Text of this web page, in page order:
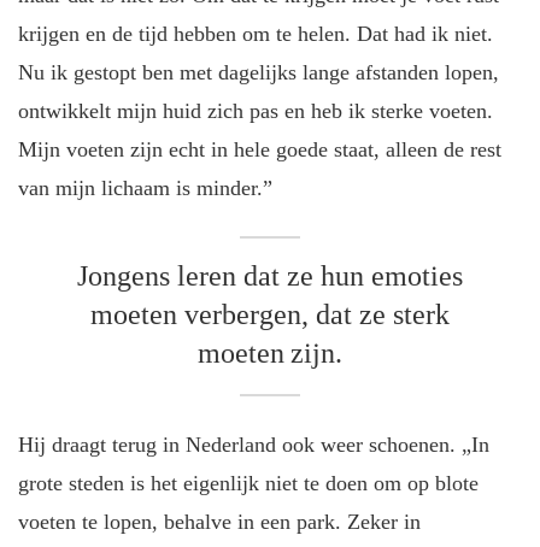
krijgen en de tijd hebben om te helen. Dat had ik niet.
Nu ik gestopt ben met dagelijks lange afstanden lopen,
ontwikkelt mijn huid zich pas en heb ik sterke voeten.
Mijn voeten zijn echt in hele goede staat, alleen de rest
van mijn lichaam is minder.”
Jongens leren dat ze hun emoties
moeten verbergen, dat ze sterk
moeten zijn.
Hij draagt terug in Nederland ook weer schoenen. „In
grote steden is het eigenlijk niet te doen om op blote
voeten te lopen, behalve in een park. Zeker in